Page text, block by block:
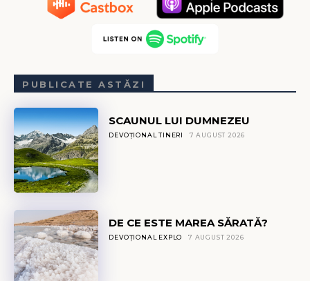
PUBLICATE ASTĂZI
SCAUNUL LUI DUMNEZEU
DEVOȚIONAL TINERI 7 AUGUST 2026
DE CE ESTE MAREA SĂRATĂ?
DEVOȚIONAL EXPLO 7 AUGUST 2026